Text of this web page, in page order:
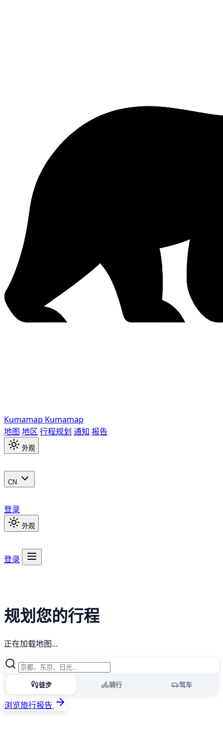
Kumamap Kumamap
地图 地区 行程规划 通知 报告
外观
CN
登录
外观
登录
规划您的行程
正在加载地图...
徒步 骑行 驾车
浏览旅行报告